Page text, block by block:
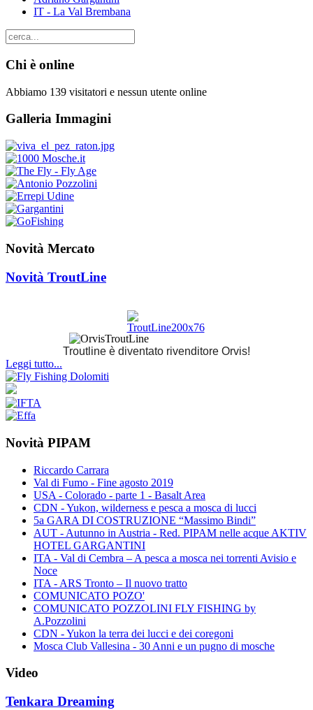
IT - La Val Brembana
Chi è online
Abbiamo 139 visitatori e nessun utente online
Galleria Immagini
Novità Mercato
Novità TroutLine
Troutline è diventato rivenditore Orvis!
Leggi tutto...
Novità PIPAM
Riccardo Carrara
Val di Fumo - Fine agosto 2019
USA - Colorado - parte 1 - Basalt Area
CDN - Yukon, wilderness e pesca a mosca di lucci
5a GARA DI COSTRUZIONE “Massimo Bindi”
AUT - Autunno in Austria - Red. PIPAM nelle acque AKTIV
HOTEL GARGANTINI
ITA - Val di Cembra – A pesca a mosca nei torrenti Avisio e
Noce
ITA - ARS Tronto – Il nuovo tratto
COMUNICATO POZO'
COMUNICATO POZZOLINI FLY FISHING by
A.Pozzolini
CDN - Yukon la terra dei lucci e dei coregoni
Mosca Club Vallesina - 30 Anni e un pugno di mosche
Video
Tenkara Dreaming